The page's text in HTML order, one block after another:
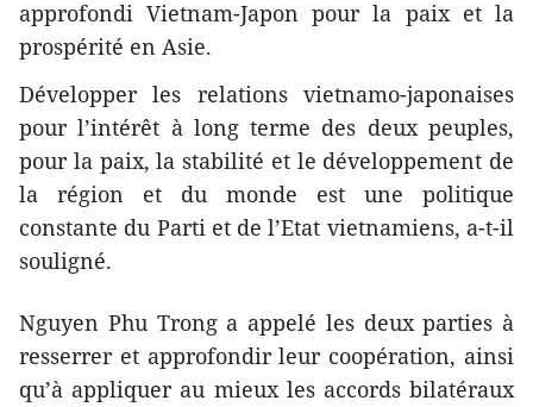
approfondi Vietnam-Japon pour la paix et la
prospérité en Asie.
Développer les relations vietnamo-japonaises
pour l’intérêt à long terme des deux peuples,
pour la paix, la stabilité et le développement de
la région et du monde est une politique
constante du Parti et de l’Etat vietnamiens, a-t-il
souligné.
Nguyen Phu Trong a appelé les deux parties à
resserrer et approfondir leur coopération, ainsi
qu’à appliquer au mieux les accords bilatéraux